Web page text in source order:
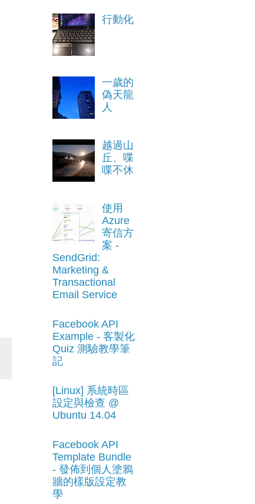
行動化
一歲的
偽天龍
人
越過山
丘、喋
喋不休
使用
Azure
寄信方
案 -
SendGrid:
Marketing &
Transactional
Email Service
Facebook API
Example - 客製化
Quiz 測驗教學筆
記
[Linux] 系統時區
設定與檢查 @
Ubuntu 14.04
Facebook API
Template Bundle
- 發佈到個人塗鴉
牆的樣版設定教
學